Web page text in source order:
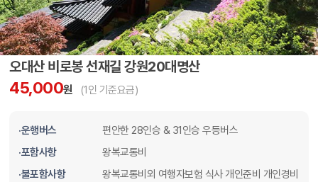
출발일 : 토,일 당일
오대산 비로봉 선재길 강원20대명산
45,000원 (1인 기준요금)
·운행버스
편안한 28인승 & 31인승 우등버스
·포함사항
왕복교통비
·불포함사항
왕복교통비외 여행자보험 식사 개인준비 개인경비